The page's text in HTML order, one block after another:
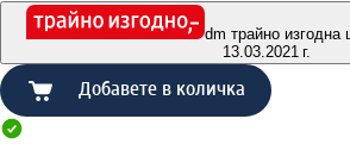
dm трайно изгодна
13.03.2021 г.
Добавете в количка